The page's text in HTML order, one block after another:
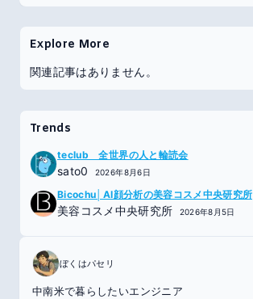
Explore More
関連記事はありません。
Trends
teclub 全世界の人と輪読会
sato0 2026年8月6日
Bicochu│AI顔分析の美容コスメ中央研究所
美容コスメ中央研究所 2026年8月5日
ぼくはパセリ
中南米で暮らしたいエンジニア